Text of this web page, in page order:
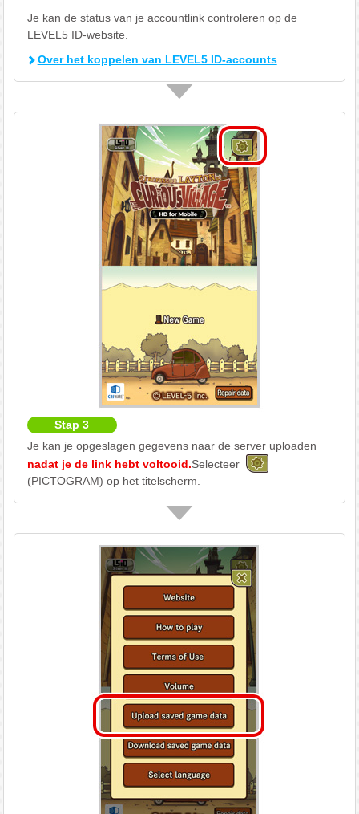
Je kan de status van je accountlink controleren op de
LEVEL5 ID-website.
Over het koppelen van LEVEL5 ID-accounts
Stap 3
Je kan je opgeslagen gegevens naar de server uploaden
nadat je de link hebt voltooid.Selecteer
(PICTOGRAM) op het titelscherm.